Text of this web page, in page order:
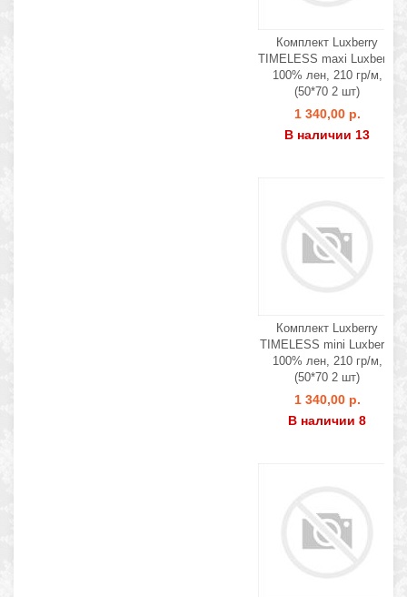
Комплект Luxberry
TIMELESS maxi Luxberry
100% лен, 210 гр/м,
(50*70 2 шт)
1 340,00 р.
В наличии 13
Комплект Luxberry
TIMELESS mini Luxberry
100% лен, 210 гр/м,
(50*70 2 шт)
1 340,00 р.
В наличии 8